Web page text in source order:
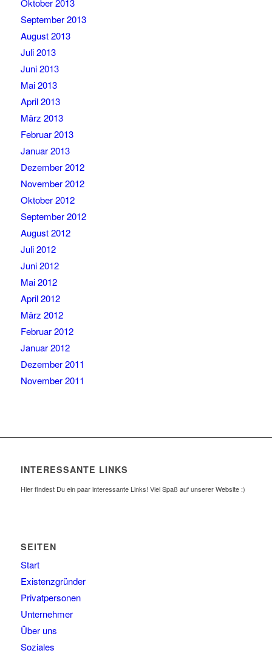
Oktober 2013
September 2013
August 2013
Juli 2013
Juni 2013
Mai 2013
April 2013
März 2013
Februar 2013
Januar 2013
Dezember 2012
November 2012
Oktober 2012
September 2012
August 2012
Juli 2012
Juni 2012
Mai 2012
April 2012
März 2012
Februar 2012
Januar 2012
Dezember 2011
November 2011
INTERESSANTE LINKS
Hier findest Du ein paar interessante Links! Viel Spaß auf unserer Website :)
SEITEN
Start
Existenzgründer
Privatpersonen
Unternehmer
Über uns
Soziales